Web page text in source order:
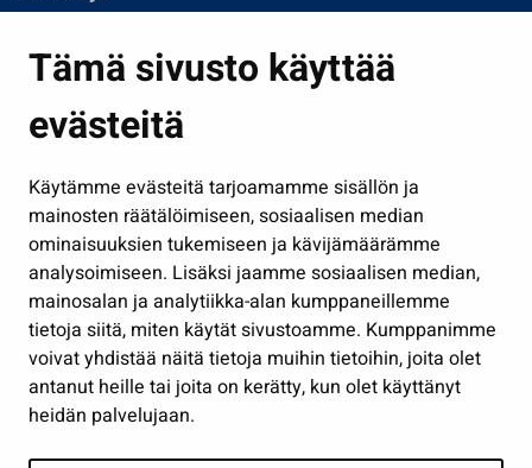
Tämä sivusto käyttää
evästeitä
Käytämme evästeitä tarjoamamme sisällön ja
mainosten räätälöimiseen, sosiaalisen median
ominaisuuksien tukemiseen ja kävijämäärämme
analysoimiseen. Lisäksi jaamme sosiaalisen median,
mainosalan ja analytiikka-alan kumppaneillemme
tietoja siitä, miten käytät sivustoamme. Kumppanimme
voivat yhdistää näitä tietoja muihin tietoihin, joita olet
antanut heille tai joita on kerätty, kun olet käyttänyt
heidän palvelujaan.
Kasvatus ja opetus
Kulttuuri ja liikunta
Työ ja yrittäminen
Osallistu ja asioi
Näytä omat evästeasetukseni
Seuraa meitä